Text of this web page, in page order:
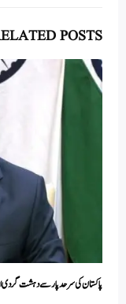
POSTS
پاکستان کی سرحد پار سے دہشت